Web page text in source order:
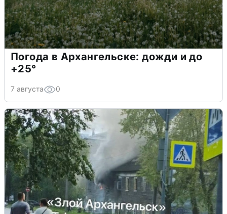
Погода в Архангельске: дожди и до
+25°
7 августа 0